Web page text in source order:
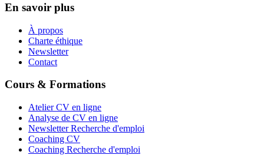
En savoir plus
À propos
Charte éthique
Newsletter
Contact
Cours & Formations
Atelier CV en ligne
Analyse de CV en ligne
Newsletter Recherche d'emploi
Coaching CV
Coaching Recherche d'emploi